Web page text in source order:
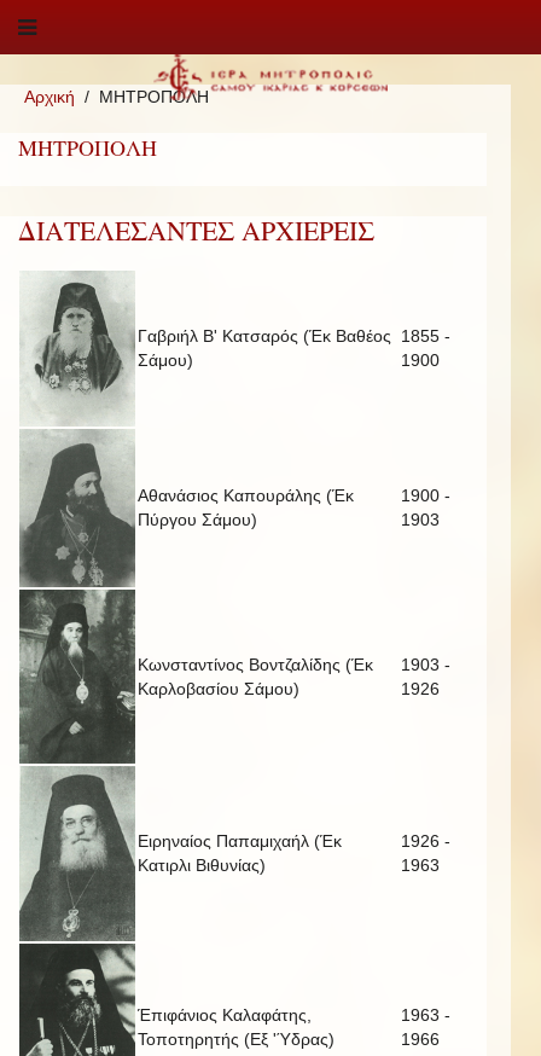
Αρχική ΜΗΤΡΟΠΟΛΗ
ΜΗΤΡΟΠΟΛΗ
ΔΙΑΤΕΛΕΣΑΝΤΕΣ ΑΡΧΙΕΡΕΙΣ
Γαβριήλ Β' Κατσαρός (Έκ Βαθέος
Σάμου)
1855 -
1900
Αθανάσιος Καπουράλης (Έκ
Πύργου Σάμου)
1900 -
1903
Κωνσταντίνος Βοντζαλίδης (Έκ
Καρλοβασίου Σάμου)
1903 -
1926
Ειρηναίος Παπαμιχαήλ (Έκ
Κατιρλι Βιθυνίας)
1926 -
1963
Έπιφάνιος Καλαφάτης,
Τοποτηρητής (Εξ 'Ύδρας)
1963 -
1966